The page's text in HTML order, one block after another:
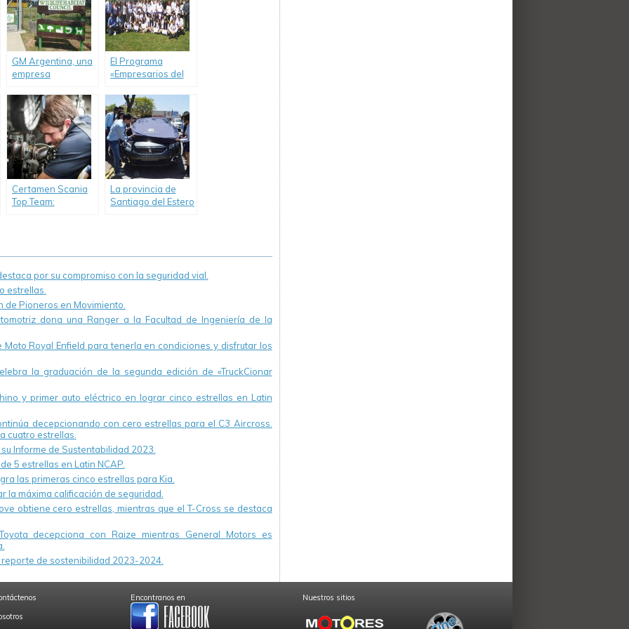
empresaria de los
jóvenes
vehículos a
entidades
educativas en todo
el país
GM Argentina, una
empresa
la Responsabilidad
Social Empresaria,
celebró el Día
Mundial del Medio
Ambiente
El Programa
«Empresarios del
Argentina cumple 8
años apostando a
la educación
empresaria de los
jóvenes
Certamen Scania
Top Team:
La provincia de
Santiago del Estero
instituciones
país.
por su compromiso con la seguridad vial.
estrellas.
Pioneros en Movimiento.
dona una Ranger a la Facultad de Ingeniería de la
Royal Enfield para tenerla en condiciones y disfrutar los
la graduación de la segunda edición de «TruckCionar
y primer auto eléctrico en lograr cinco estrellas en Latin
decepcionando con cero estrellas para el C3 Aircross.
cuatro estrellas.
Informe de Sustentabilidad 2023.
5 estrellas en Latin NCAP.
las primeras cinco estrellas para Kia.
la máxima calificación de seguridad.
obtiene cero estrellas, mientras que el T-Cross se destaca
decepciona con Raize mientras General Motors es
de sostenibilidad 2023-2024.
Encontranos en Nuestros sitios